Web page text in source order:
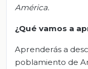
América.
¿Qué vamos a
Aprenderás a
poblamiento de